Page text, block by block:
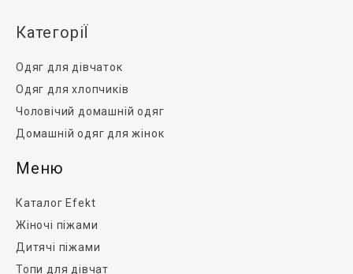
КатегоріЇ
Одяг для дівчаток
Одяг для хлопчиків
Чоловічий домашній одяг
Домашній одяг для жінок
Меню
Каталог Efekt
Жіночі піжами
Дитячі піжами
Топи для дівчат